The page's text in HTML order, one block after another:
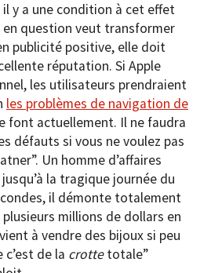
y a une condition à cet effet
en question veut transformer
publicité positive, elle doit
réputation. Si Apple
les utilisateurs prendraient
les problèmes de navigation de
font actuellement. Il ne faudra
défauts si vous ne voulez pas
Un homme d’affaires
la tragique journée du
il démonte totalement
millions de dollars en
à vendre des bijoux si peu
c’est de la crottetotale”